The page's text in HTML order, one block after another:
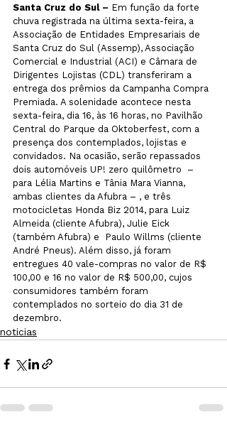
Santa Cruz do Sul – Em função da forte
chuva registrada na última sexta-feira, a
Associação de Entidades Empresariais de
Santa Cruz do Sul (Assemp), Associação
Comercial e Industrial (ACI) e Câmara de
Dirigentes Lojistas (CDL) transferiram a
entrega dos prêmios da Campanha Compra
Premiada. A solenidade acontece nesta
sexta-feira, dia 16, às 16 horas, no Pavilhão
Central do Parque da Oktoberfest, com a
presença dos contemplados, lojistas e
convidados. Na ocasião, serão repassados
dois automóveis UP! zero quilômetro  –
para Lélia Martins e Tânia Mara Vianna,
ambas clientes da Afubra – , e três
motocicletas Honda Biz 2014, para Luiz
Almeida (cliente Afubra), Julie Eick
(também Afubra) e  Paulo Willms (cliente
André Pneus). Além disso, já foram
entregues 40 vale-compras no valor de R$
100,00 e 16 no valor de R$ 500,00, cujos
consumidores também foram
contemplados no sorteio do dia 31 de
dezembro.
noticias